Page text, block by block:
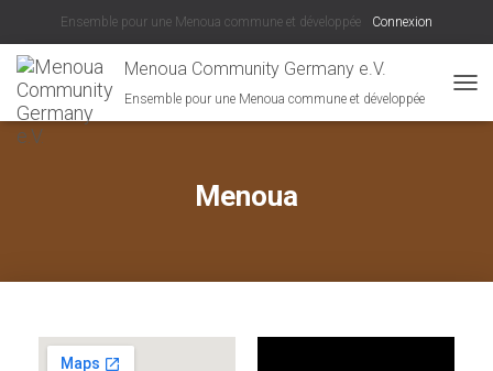
Ensemble pour une Menoua commune et développée Connexion
Menoua Community Germany e.V.
Ensemble pour une Menoua commune et développée
É
Menoua